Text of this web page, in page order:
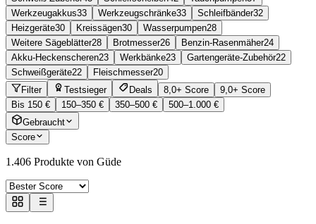
Werkzeugakkus33 Werkzeugschränke33 Schleifbänder32
Heizgeräte30 Kreissägen30 Wasserpumpen28
Weitere Sägeblätter28 Brotmesser26 Benzin-Rasenmäher24
Akku-Heckenscheren23 Werkbänke23 Gartengeräte-Zubehör22
Schweißgeräte22 Fleischmesser20
Filter
Testsieger Deals 8,0+ Score
9,0+ Score
Bis 150 €
150–350 € 350–500 €
500–1.000 €
Gebraucht
Score
1.406 Produkte von Güde